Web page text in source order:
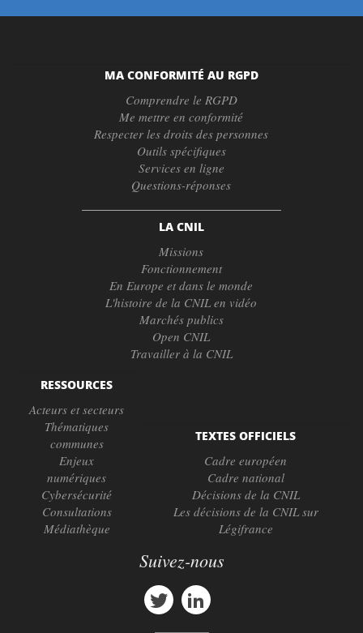
MA CONFORMITÉ AU RGPD
Comprendre le RGPD
Me mettre en conformité
Respecter les droits des personnes
Outils spécifiques
Services en ligne
Questions-réponses
LA CNIL
Missions
Fonctionnement
En Europe et dans le monde
L'histoire de la CNIL en vidéo
Marchés publics
Open CNIL
Travailler à la CNIL
RESSOURCES
Acteurs et secteurs
Thématiques
communes
Enjeux
numériques
Cybersécurité
Consultations
Médiathèque
TEXTES OFFICIELS
Cadre européen
Cadre national
Décisions de la CNIL
Les décisions de la CNIL sur
Légifrance
Suivez-nous